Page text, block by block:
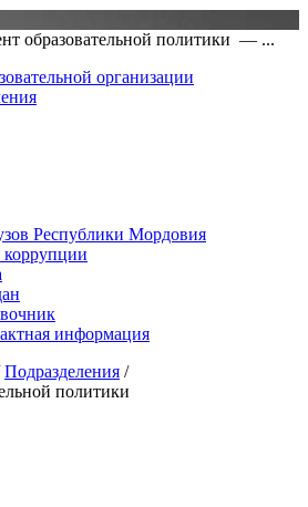
образовательной политики — ...
организации
Республики Мордовия
коррупции
информация
Подразделения /
политики